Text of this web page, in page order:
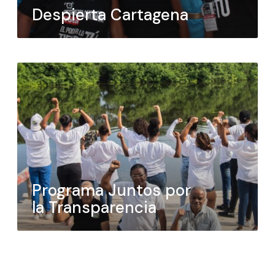
Despierta Cartagena
Programa Juntos por
la Transparencia